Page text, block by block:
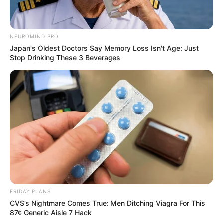
caméras, ce qui la freine pour s’ouvrir.
NEUROMIND PRO
Japan's Oldest Doctors Say Memory Loss Isn't Age: Just
Stop Drinking These 3 Beverages
FRIDAY PLANS
CVS’s Nightmare Comes True: Men Ditching Viagra For This
87¢ Generic Aisle 7 Hack